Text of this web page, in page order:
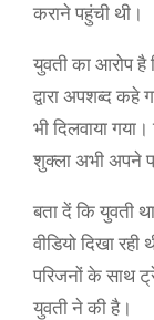
कराने पहुंची थी।
युवती का आरोप है
द्वारा अपशब्द कहे
भी दिलवाया
शुक्ला अभी अपने
बता दें कि युवती
वीडियो दिखा
परिजनों के साथ
युवती ने की है।